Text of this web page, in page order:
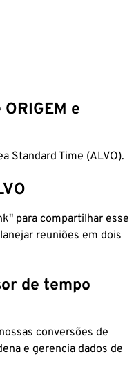
e
Standard Time (ALVO).
para compartilhar esse
reuniões em dois
de tempo
conversões de
e gerencia dados de